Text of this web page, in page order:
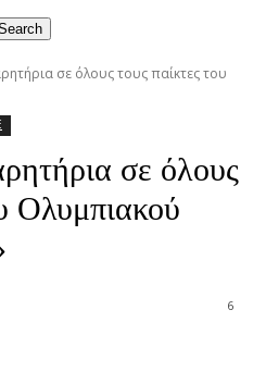
σε όλους τους παίκτες του
σε όλους
Ολυμπιακού
6